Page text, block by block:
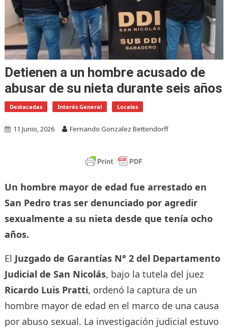
Detienen a un hombre acusado de
abusar de su nieta durante seis años
Destacadas Interés General Locales
11 Junio, 2026 Fernando Gonzalez Bettendorff
Un hombre mayor de edad fue arrestado en
San Pedro tras ser denunciado por agredir
sexualmente a su nieta desde que tenía ocho
años.
El Juzgado de Garantías N° 2 del Departamento
Judicial de San Nicolás, bajo la tutela del juez
Ricardo Luis Pratti, ordenó la captura de un
hombre mayor de edad en el marco de una causa
por abuso sexual. La investigación judicial estuvo